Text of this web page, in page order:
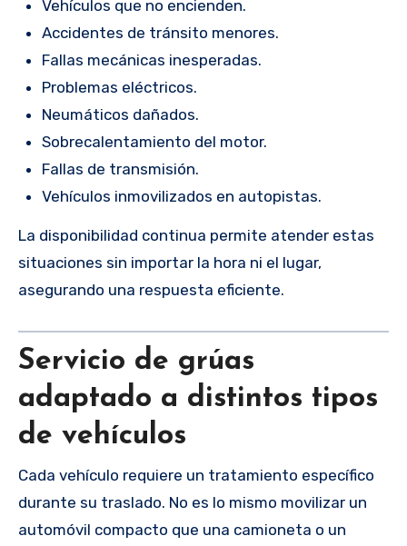
Vehículos que no encienden.
Accidentes de tránsito menores.
Fallas mecánicas inesperadas.
Problemas eléctricos.
Neumáticos dañados.
Sobrecalentamiento del motor.
Fallas de transmisión.
Vehículos inmovilizados en autopistas.
La disponibilidad continua permite atender estas
situaciones sin importar la hora ni el lugar,
asegurando una respuesta eficiente.
Servicio de grúas
adaptado a distintos tipos
de vehículos
Cada vehículo requiere un tratamiento específico
durante su traslado. No es lo mismo movilizar un
automóvil compacto que una camioneta o un